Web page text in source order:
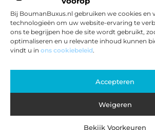
Bij BoumanBuxus.nl gebruiken we cookies en
technologieën om uw website-ervaring te
ons te begrijpen hoe de site wordt gebruikt,
optimaliseren en u relevante inhoud kunnen
vindt u in ons cookiebeleid.
Accepteren
Weigeren
Bekijk Voorkeuren
Bericht categorie
Onze informatie
Cookiebeleid (EU)